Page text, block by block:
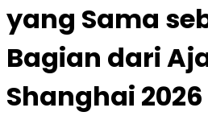
yang Sama
Bagian dari
Shanghai 2026